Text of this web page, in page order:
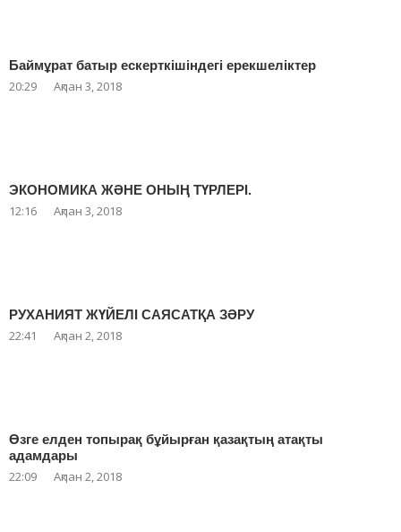
Баймұрат батыр ескерткішіндегі ерекшеліктер
20:29 Ақпан 3, 2018
ЭКОНОМИКА ЖӘНЕ ОНЫҢ ТҮРЛЕРІ.
12:16 Ақпан 3, 2018
РУХАНИЯТ ЖҮЙЕЛІ САЯСАТҚА ЗӘРУ
22:41 Ақпан 2, 2018
Өзге елден топырақ бұйырған қазақтың атақты
адамдары
22:09 Ақпан 2, 2018